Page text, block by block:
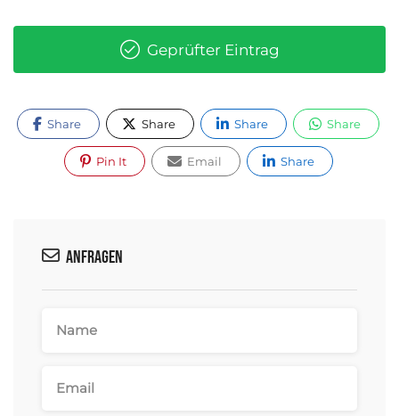
Geprüfter Eintrag
Share Share Share Share
Pin It Email Share
Anfragen